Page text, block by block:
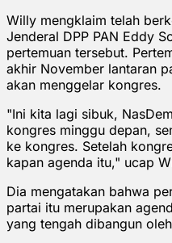
Willy mengklaim telah
Jenderal DPP PAN Eddy
pertemuan tersebut.
akhir November lantaran
akan menggelar kongres.
"Ini kita lagi sibuk,
kongres minggu depan,
ke kongres. Setelah
kapan agenda itu," ucap
Dia mengatakan bahwa
partai itu merupakan
yang tengah dibangun